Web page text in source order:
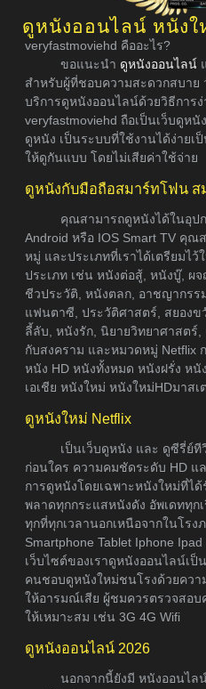
ดูหนังออนไลน์ หนัง
veryfastmoviehd คืออะไร?
ขอแนะนำ ดูหนังออนไลน์
สำหรับผู้ที่ชอบความสะดวกสบาย
บริการดูหนังออนไลน์ด้วยวิธีการง่
veryfastmoviehd ถือเป็นเว็บดูห
ดูหนัง เป็นระบบที่ใช้งานได้ง่าย
ให้ดูกันแบบ โดยไม่เสียค่าใช้จ่าย
ดูหนังกับมือถือสมาร์ทโฟน ส
คุณสามารถดูหนังได้ในอุป
Android หรือ IOS Smart TV คุณ
หมู่ และประเภทที่เราได้เตรียมไว้
ประเภท เช่น หนังต่อสู้, หนังบู๊, ผ
ชีวประวัติ, หนังตลก, อาชญากรร
แฟนตาซี, ประวัติศาสตร์, สยองข
ลี้ลับ, หนังรัก, นิยายวิทยาศาสตร์,
กับสงคราม และหมวดหมู่ Netflix
หนัง HD หนังทั้งหมด หนังฝรั่ง ห
เอเชีย หนังใหม่ หนังใหม่HDมาสเ
ดูหนังใหม่ Netflix
เป็นเว็บดูหนัง และ ดูซีรี่ย์ที
ก่อนใคร ความคมชัดระดับ HD แ
การดูหนังโดยเฉพาะหนังใหม่ที่ไ
พลาดทุกกระแสหนังดัง อัพเดททุก
ทุกที่ทุกเวลานอกเหนือจากในโร
Smartphone Tablet Iphone
เว็บไซต์ของเราดูหนังออนไลน์เ
คนชอบดูหนังใหม่ชนโรงด้วยคว
ให้อารมณ์เสีย ผู้ชมควรตรวจสอบ
ให้เหมาะสม เช่น 3G 4G Wifi
ดูหนังออนไลน์ 2026
นอกจากนี้ยังมี หนังออนไล